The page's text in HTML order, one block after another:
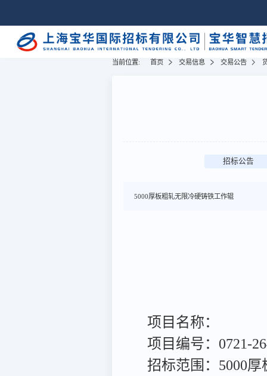
当前位置: 首页 交易信息 交易公告
招标公告
5000厚板粗轧无限冷硬铸铁工作辊
项目名称：
项目编号：0721-
招标范围：5000